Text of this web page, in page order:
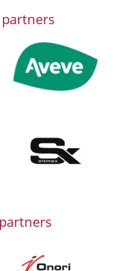
Afbeelding
Afbeelding